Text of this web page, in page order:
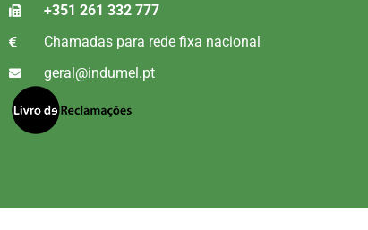
+351 261 332 777
Chamadas para rede fixa nacional
geral@indumel.pt